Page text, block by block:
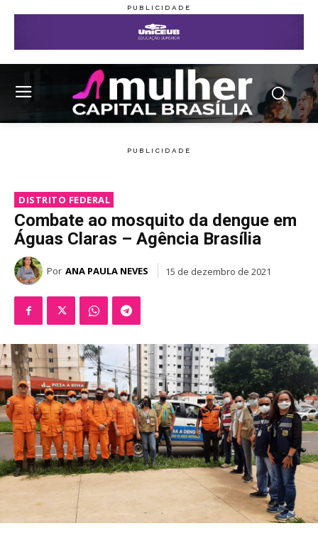
DISTRITO FEDERAL
Combate ao mosquito da dengue em
Águas Claras – Agência Brasília
Por ANA PAULA NEVES 15 de dezembro de 2021